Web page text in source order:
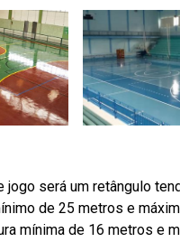
jogo será um retângulo
de 25 metros e
mínima de 16 metros e